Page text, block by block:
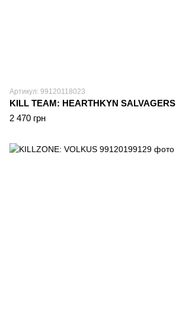
Артикул: 99120118023
KILL TEAM: HEARTHKYN SALVAGERS
2 470 грн